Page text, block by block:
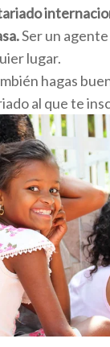
Ser un
lugar.
hagas
al que te